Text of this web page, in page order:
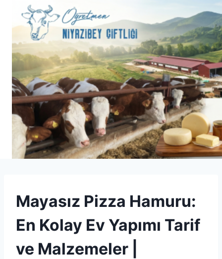
UNCATEGORIZED
Mayasız Pizza Hamuru:
En Kolay Ev Yapımı Tarif
ve Malzemeler |